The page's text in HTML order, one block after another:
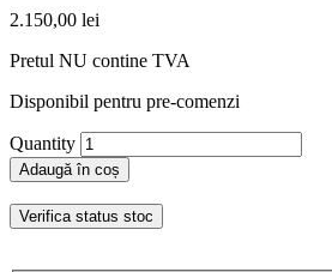
2.150,00 lei
Pretul NU contine TVA
Disponibil pentru pre-comenzi
Quantity
Adaugă în coș
Verifica status stoc